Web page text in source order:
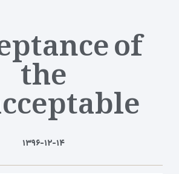
of
the
۱۳۹۶-۱۲-۱۴